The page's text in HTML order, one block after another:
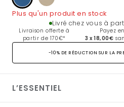
Plus qu'un produit en stock
-10% DE RÉDUCTION SUR LA
Livré chez vous à
Livraison offerte à
partir de 170€*
Payez en
3 x 18,00€
L’ESSENTIEL